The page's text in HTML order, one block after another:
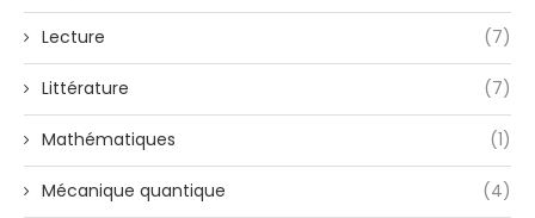
Lecture (7)
Littérature (7)
Mathématiques (1)
Mécanique quantique (4)